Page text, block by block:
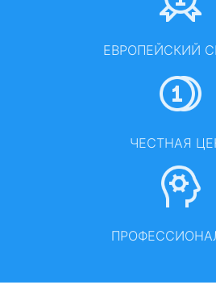
ЕВРОПЕЙСКИЙ
ЧЕСТНАЯ